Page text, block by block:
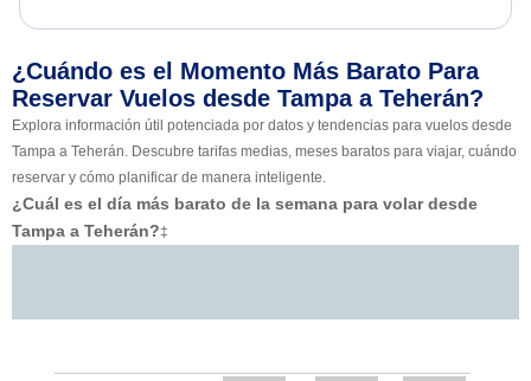
¿Cuándo es el Momento Más Barato Para
Reservar Vuelos desde Tampa a Teherán?
Explora información útil potenciada por datos y tendencias para vuelos desde
Tampa a Teherán. Descubre tarifas medias, meses baratos para viajar, cuándo
reservar y cómo planificar de manera inteligente.
¿Cuál es el día más barato de la semana para volar desde
Tampa a Teherán?‡